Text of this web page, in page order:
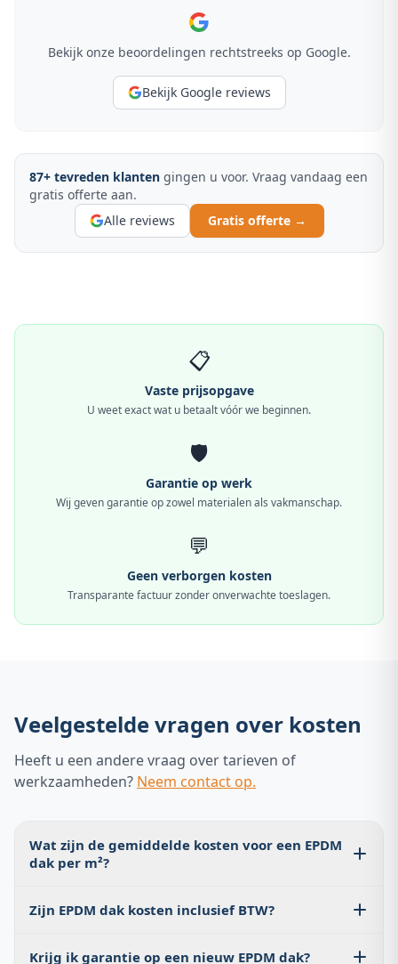
Bekijk onze beoordelingen rechtstreeks op Google.
Bekijk Google reviews
87+ tevreden klanten gingen u voor. Vraag vandaag een
gratis offerte aan.
Alle reviews
Gratis offerte →
📋
Vaste prijsopgave
U weet exact wat u betaalt vóór we beginnen.
🛡️
Garantie op werk
Wij geven garantie op zowel materialen als vakmanschap.
💬
Geen verborgen kosten
Transparante factuur zonder onverwachte toeslagen.
Veelgestelde vragen over kosten
Heeft u een andere vraag over tarieven of
werkzaamheden? Neem contact op.
Wat zijn de gemiddelde kosten voor een EPDM
dak per m²?
tussen €35 en €75 per m² inclusief materiaal en arbeid.
volledig aangelegd.
Zijn EPDM dak kosten inclusief BTW?
Krijg ik garantie op een nieuw EPDM dak?